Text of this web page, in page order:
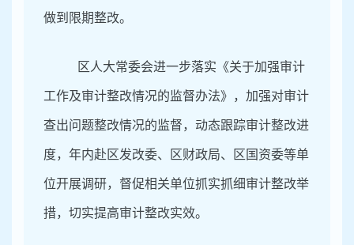
做到限期整改。
区人大常委会进一步落实《关于加强审计
工作及审计整改情况的监督办法》，加强对审计
查出问题整改情况的监督，动态跟踪审计整改进
度，年内赴区发改委、区财政局、区国资委等单
位开展调研，督促相关单位抓实抓细审计整改举
措，切实提高审计整改实效。